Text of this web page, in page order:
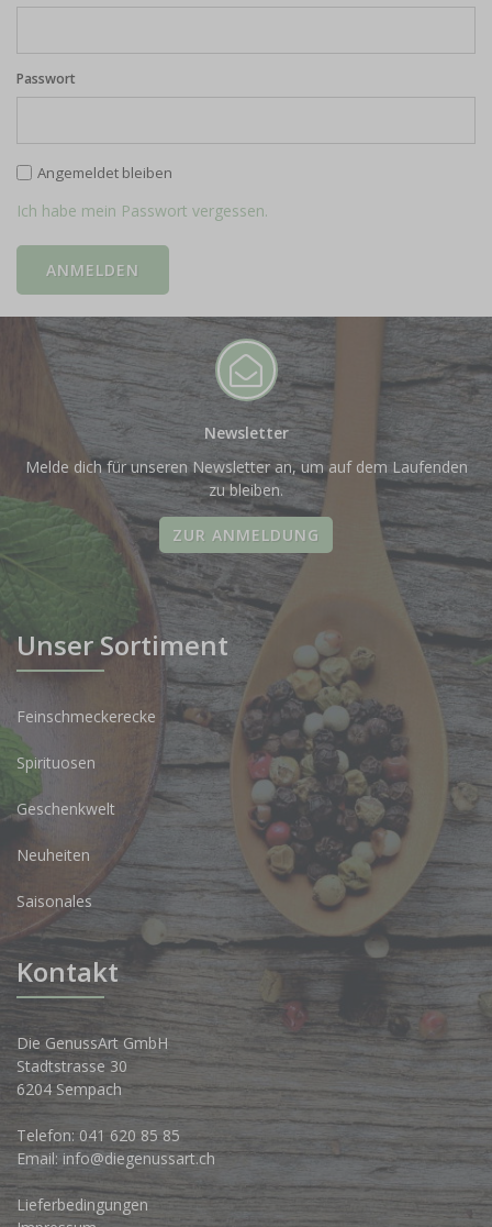
Passwort
Angemeldet bleiben
Ich habe mein Passwort vergessen.
Newsletter
Melde dich für unseren Newsletter an, um auf dem Laufenden
zu bleiben.
ZUR ANMELDUNG
Unser Sortiment
Feinschmeckerecke
Spirituosen
Geschenkwelt
Neuheiten
Saisonales
Kontakt
Die GenussArt GmbH
Stadtstrasse 30
6204 Sempach
Telefon: 041 620 85 85
Email: info@diegenussart.ch
Lieferbedingungen